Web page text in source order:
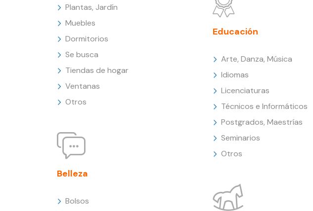
Plantas, Jardín
Muebles
Dormitorios
Se busca
Tiendas de hogar
Ventanas
Otros
Belleza
Bolsos
Educación
Arte, Danza, Música
Idiomas
Licenciaturas
Técnicos e Informáticos
Postgrados, Maestrías
Seminarios
Otros